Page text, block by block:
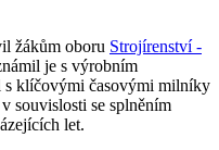
žákům oboru Strojírenství -
je s výrobním
s klíčovými časovými milníky
souvislosti se splněním
let.